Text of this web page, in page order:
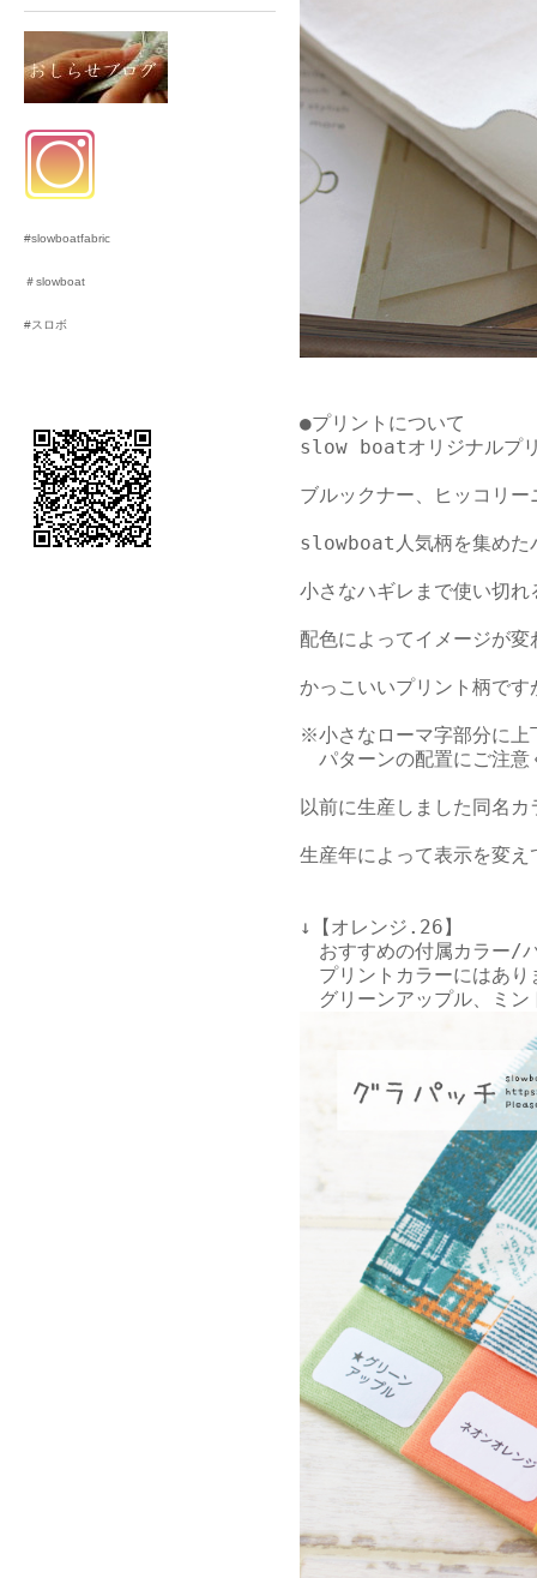
●プリントについて
slow boatオリジナルプ
ブルックナー、ヒッコリ
slowboat人気柄を集めた
小さなハギレまで使い切
配色によってイメージが
かっこいいプリント柄で
※小さなローマ字部分に上
パターンの配置にご注意
以前に生産しました同名
生産年によって表示を変
↓【オレンジ.26】
おすすめの付属カラー/
プリントカラーにはあり
#slowboatfabric
＃slowboat
#スロボ